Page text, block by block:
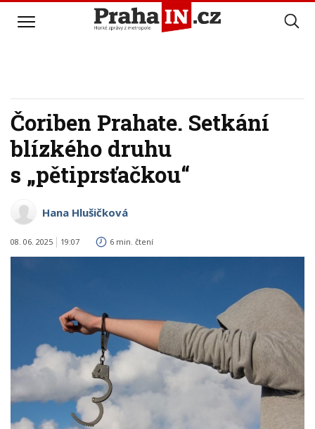
Čoriben Prahate. Setkání
blízkého druhu
s „pětiprsťačkou“
Hana Hlušičková
08. 06. 2025 19:07 6 min. čtení